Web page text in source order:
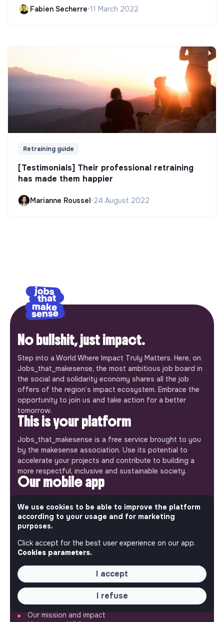
Fabien Secherre•11 March 2022
Retraining guide
[Testimonials] Their professional retraining
has made them happier
Marianne Roussel•24 August 2022
No bullshit, just impact.
Step into a World Where Impact Truly Matters. Here, on
Jobs_that_makesense, the most ambitious job board in
the social and solidarity economy shares all the job
offers of the region’s impact ecosystem. Embrace the
opportunity to join us and take action for a better
tomorrow.
This is your platform
Jobs_that_makesense is a free service brought to you
by the makesense association. Use its potential to
accelerate your projects and contribute to building a
more respectful, inclusive and sustainable society.
Our mobile app
miss an opportunity.
ABOUT
More about Jobs
Our mission and impact
We use cookies to be able to improve the platform
according to your usage and for marketing
purposes.
Click accept for the best user experience on our app.
Cookies parameters.
I accept
I refuse